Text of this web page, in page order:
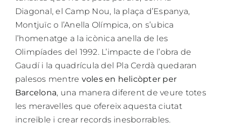
Diagonal, el Camp Nou, la plaça d’Espanya,
Montjuïc o l’Anella Olímpica, on s’ubica
l’homenatge a la icònica anella de les
Olimpíades del 1992. L’impacte de l’obra de
Gaudí i la quadrícula del Pla Cerdà quedaran
palesos mentre voles en helicòpter per
Barcelona, una manera diferent de veure totes
les meravelles que ofereix aquesta ciutat
increïble i crear records inesborrables.